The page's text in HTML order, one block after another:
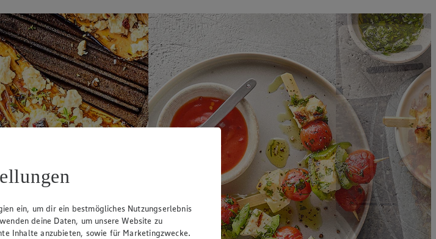
ein, um dir ein bestmögliches Nutzungserlebnis
deine Daten, um unsere Website zu
Inhalte anzubieten, sowie für Marketingzwecke.